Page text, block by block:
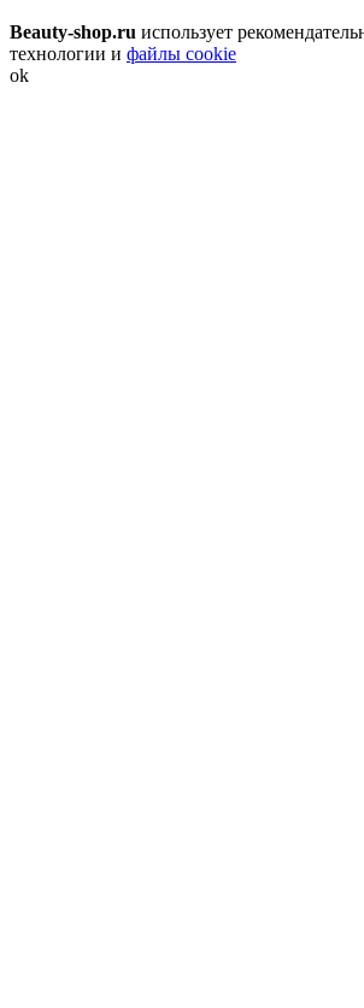
Beauty-shop.ru использует
технологии и файлы cookie
ok